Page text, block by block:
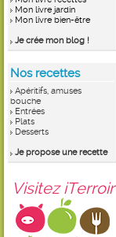
Mon livre jardin
Mon livre bien-être
Je crée mon blog !
Nos recettes
Apéritifs, amuses
bouche
Entrées
Plats
Desserts
Je propose une recette
Visitez iTerroir